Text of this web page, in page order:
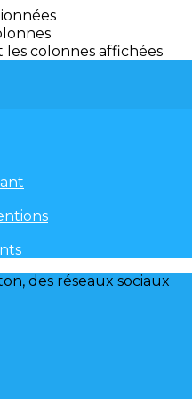
colonnes affichées
des réseaux sociaux